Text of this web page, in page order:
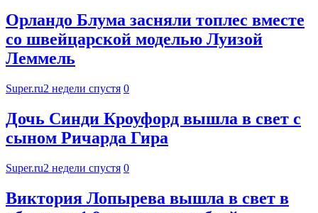
Орландо Блума засняли топлес вместе
со швейцарской моделью Луизой
Леммель
Super.ru2 недели спустя 0
Дочь Синди Кроуфорд вышла в свет с
сыном Ричарда Гира
Super.ru2 недели спустя 0
Виктория Лопырева вышла в свет в